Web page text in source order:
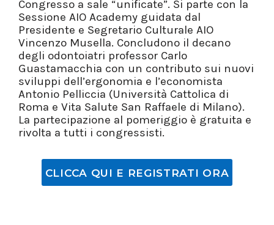
Congresso a sale “unificate”. Si parte con la
Sessione AIO Academy guidata dal
Presidente e Segretario Culturale AIO
Vincenzo Musella. Concludono il decano
degli odontoiatri professor Carlo
Guastamacchia con un contributo sui nuovi
sviluppi dell’ergonomia e l’economista
Antonio Pelliccia (Università Cattolica di
Roma e Vita Salute San Raffaele di Milano).
La partecipazione al pomeriggio è gratuita e
rivolta a tutti i congressisti.
CLICCA QUI E REGISTRATI ORA